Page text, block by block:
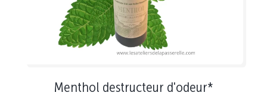
Menthol destructeur d'odeur*